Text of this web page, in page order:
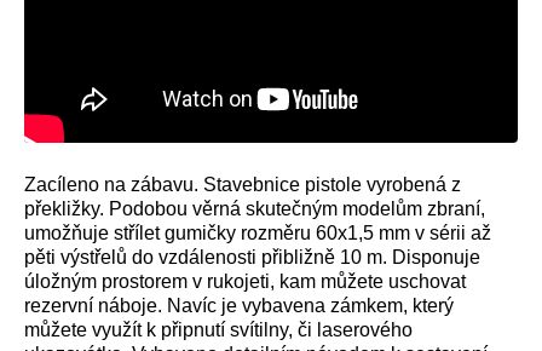
Zacíleno na zábavu. Stavebnice pistole vyrobená z
překližky. Podobou věrná skutečným modelům zbraní,
umožňuje střílet gumičky rozměru 60x1,5 mm v sérii až
pěti výstřelů do vzdálenosti přibližně 10 m. Disponuje
úložným prostorem v rukojeti, kam můžete uschovat
rezervní náboje. Navíc je vybavena zámkem, který
můžete využít k připnutí svítilny, či laserového